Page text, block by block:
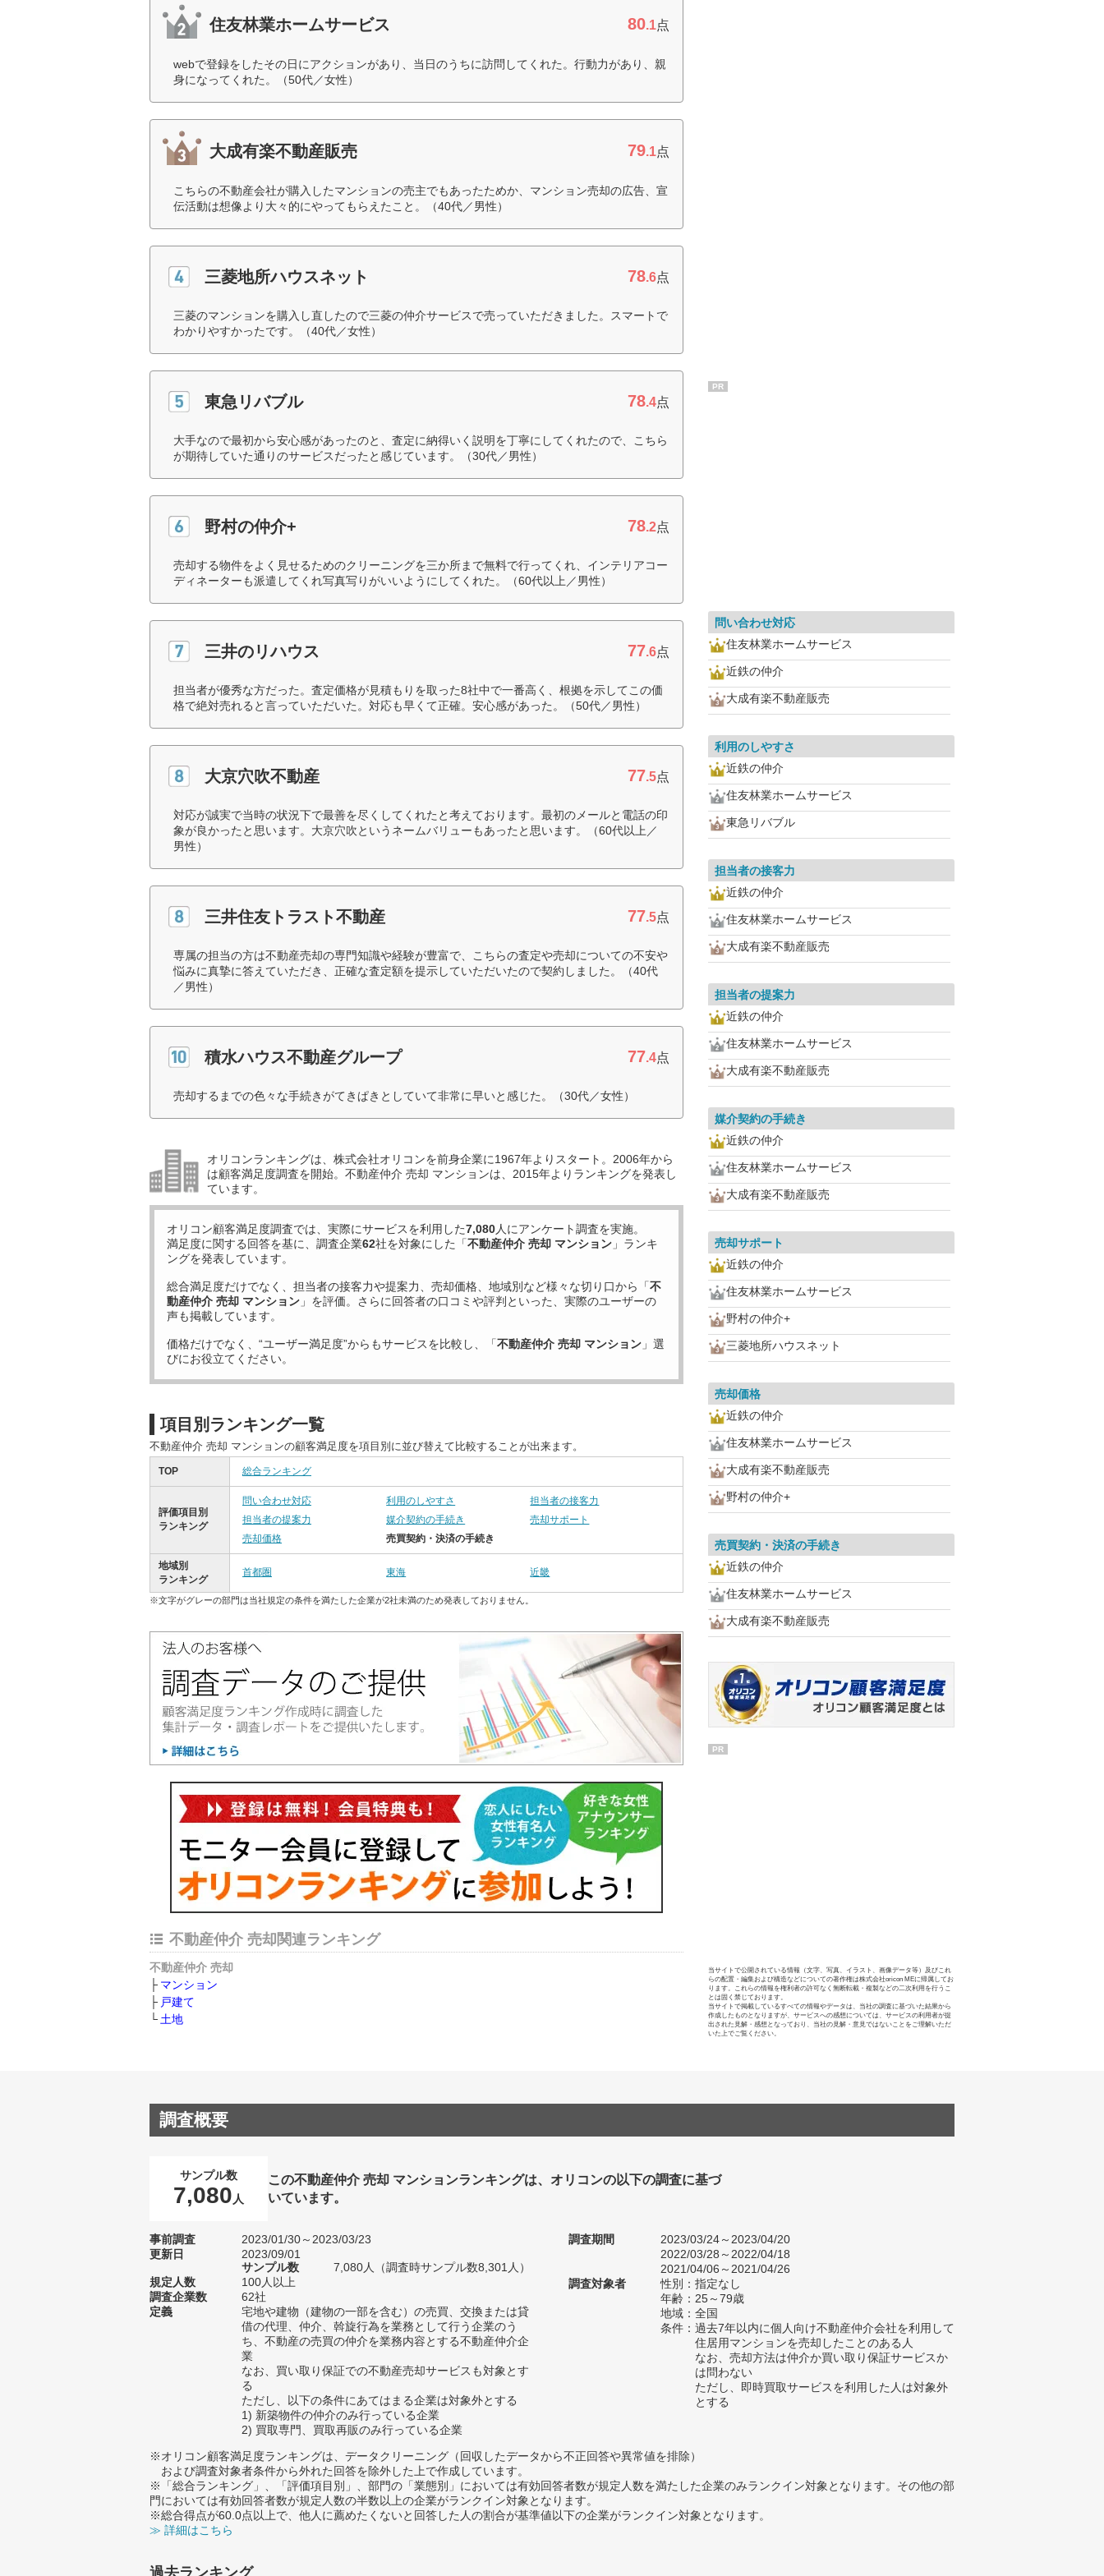
住友林業ホームサービス 80.1点
webで登録をしたその日にアクションがあり、当日のうちに訪問してくれた。行動力があり、親
身になってくれた。（50代／女性）
大成有楽不動産販売 79.1点
こちらの不動産会社が購入したマンションの売主でもあったためか、マンション売却の広告、宣
伝活動は想像より大々的にやってもらえたこと。（40代／男性）
三菱地所ハウスネット 78.6点
三菱のマンションを購入し直したので三菱の仲介サービスで売っていただきました。スマートで
わかりやすかったです。（40代／女性）
東急リバブル 78.4点
大手なので最初から安心感があったのと、査定に納得いく説明を丁寧にしてくれたので、こちら
が期待していた通りのサービスだったと感じています。（30代／男性）
野村の仲介+ 78.2点
売却する物件をよく見せるためのクリーニングを三か所まで無料で行ってくれ、インテリアコー
ディネーターも派遣してくれ写真写りがいいようにしてくれた。（60代以上／男性）
三井のリハウス 77.6点
担当者が優秀な方だった。査定価格が見積もりを取った8社中で一番高く、根拠を示してこの価
格で絶対売れると言っていただいた。対応も早くて正確。安心感があった。（50代／男性）
大京穴吹不動産 77.5点
対応が誠実で当時の状況下で最善を尽くしてくれたと考えております。最初のメールと電話の印
象が良かったと思います。大京穴吹というネームバリューもあったと思います。（60代以上／
男性）
三井住友トラスト不動産 77.5点
専属の担当の方は不動産売却の専門知識や経験が豊富で、こちらの査定や売却についての不安や
悩みに真摯に答えていただき、正確な査定額を提示していただいたので契約しました。（40代
／男性）
積水ハウス不動産グループ 77.4点
売却するまでの色々な手続きがてきぱきとしていて非常に早いと感じた。（30代／女性）
オリコンランキングは、株式会社オリコンを前身企業に1967年よりスタート。2006年から
は顧客満足度調査を開始。不動産仲介 売却 マンションは、2015年よりランキングを発表し
ています。
オリコン顧客満足度調査では、実際にサービスを利用した7,080人にアンケート調査を実施。
満足度に関する回答を基に、調査企業62社を対象にした「不動産仲介 売却 マンション 」ランキ
ングを発表しています。
総合満足度だけでなく、担当者の接客力や提案力、売却価格、地域別など様々な切り口から「不
動産仲介 売却 マンション 」を評価。さらに回答者の口コミや評判といった、実際のユーザーの
声も掲載しています。
価格だけでなく、“ユーザー満足度”からもサービスを比較し、「不動産仲介 売却 マンション 」選
びにお役立てください。
項目別ランキング一覧
不動産仲介 売却 マンションの顧客満足度を項目別に並び替えて比較することが出来ます。
TOP 総合ランキング
評価項目別
ランキング
問い合わせ対応 利用のしやすさ
担当者の接客力
担当者の提案力
媒介契約の手続き
売却サポート
売却価格
売買契約・決済の手続き
地域別
ランキング
首都圏 東海 近畿
※文字がグレーの部門は当社規定の条件を満たした企業が2社未満のため発表しておりません。
不動産仲介 売却関連ランキング
不動産仲介 売却
マンション
戸建て
土地
PR
問い合わせ対応
住友林業ホームサービス
近鉄の仲介
大成有楽不動産販売
利用のしやすさ
近鉄の仲介
住友林業ホームサービス
東急リバブル
担当者の接客力
近鉄の仲介
住友林業ホームサービス
大成有楽不動産販売
担当者の提案力
近鉄の仲介
住友林業ホームサービス
大成有楽不動産販売
媒介契約の手続き
近鉄の仲介
住友林業ホームサービス
大成有楽不動産販売
売却サポート
近鉄の仲介
住友林業ホームサービス
野村の仲介+
三菱地所ハウスネット
売却価格
近鉄の仲介
住友林業ホームサービス
大成有楽不動産販売
野村の仲介+
売買契約・決済の手続き
近鉄の仲介
住友林業ホームサービス
大成有楽不動産販売
PR
当サイトで公開されている情報（文字、写真、イラスト、画像データ等）及びこれ
らの配置・編集および構造などについての著作権は株式会社oricon MEに帰属してお
ります。これらの情報を権利者の許可なく無断転載・複製などの二次利用を行うこ
とは固く禁じております。
当サイトで掲載しているすべての情報やデータは、当社の調査に基づいた結果から
作成したものとなりますが、サービスへの感想については、サービスの利用者が提
出された見解・感想となっており、当社の見解・意見ではないことをご理解いただ
いた上でご覧ください。
調査概要
サンプル数
7,080 人
この不動産仲介 売却 マンションランキングは、オリコンの以下の調査に基づ
いています。
事前調査
2023/01/30～2023/03/23
更新日
2023/09/01
サンプル数
7,080人（調査時サンプル数8,301人）
規定人数
100人以上
調査企業数
62社
定義
宅地や建物（建物の一部を含む）の売買、交換または貸
借の代理、仲介、斡旋行為を業務として行う企業のう
ち、不動産の売買の仲介を業務内容とする不動産仲介企
業
なお、買い取り保証での不動産売却サービスも対象とす
る
ただし、以下の条件にあてはまる企業は対象外とする
1) 新築物件の仲介のみ行っている企業
2) 買取専門、買取再販のみ行っている企業
調査期間
2023/03/24～2023/04/20
2022/03/28～2022/04/18
2021/04/06～2021/04/26
調査対象者
性別：指定なし
年齢：25～79歳
地域：全国
条件：過去7年以内に個人向け不動産仲介会社を利用して
住居用マンションを売却したことのある人
なお、売却方法は仲介か買い取り保証サービスか
は問わない
ただし、即時買取サービスを利用した人は対象外
とする
※オリコン顧客満足度ランキングは、データクリーニング（回収したデータから不正回答や異常値を排除）
および調査対象者条件から外れた回答を除外した上で作成しています。
※「総合ランキング」、「評価項目別」、部門の「業態別」においては有効回答者数が規定人数を満たした企業のみランクイン対象となります。その他の部
門においては有効回答者数が規定人数の半数以上の企業がランクイン対象となります。
※総合得点が60.0点以上で、他人に薦めたくないと回答した人の割合が基準値以下の企業がランクイン対象となります。
≫ 詳細はこちら
過去ランキング